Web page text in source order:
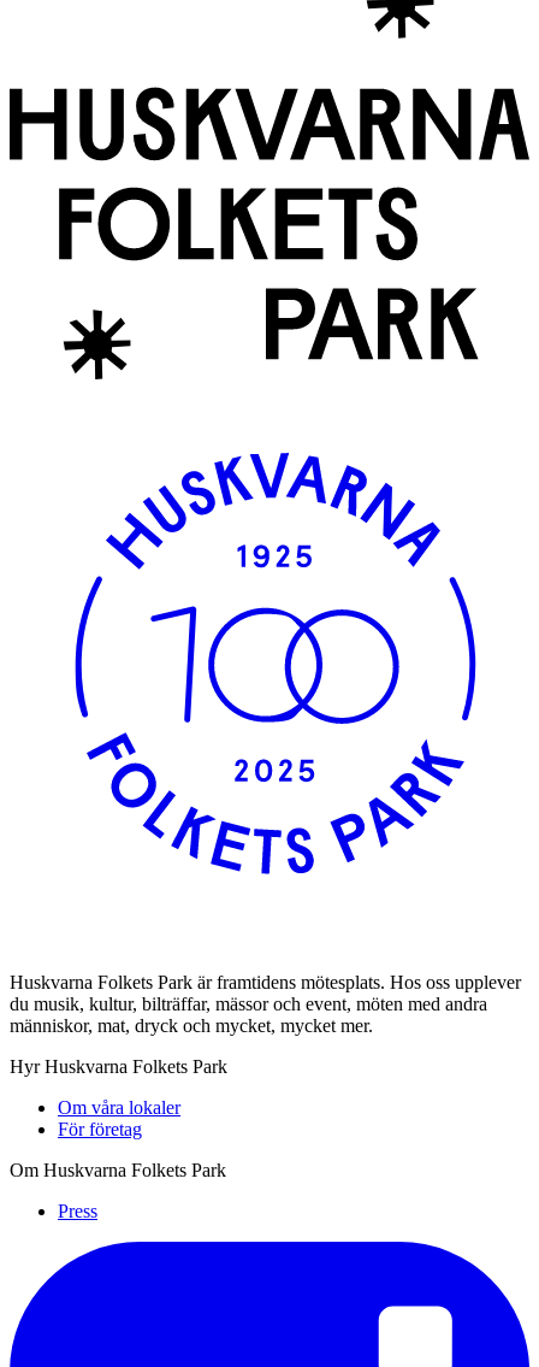
Huskvarna Folkets Park är framtidens mötesplats. Hos oss upplever
du musik, kultur, bilträffar, mässor och event, möten med andra
människor, mat, dryck och mycket, mycket mer.
Hyr Huskvarna Folkets Park
Om våra lokaler
För företag
Om Huskvarna Folkets Park
Press